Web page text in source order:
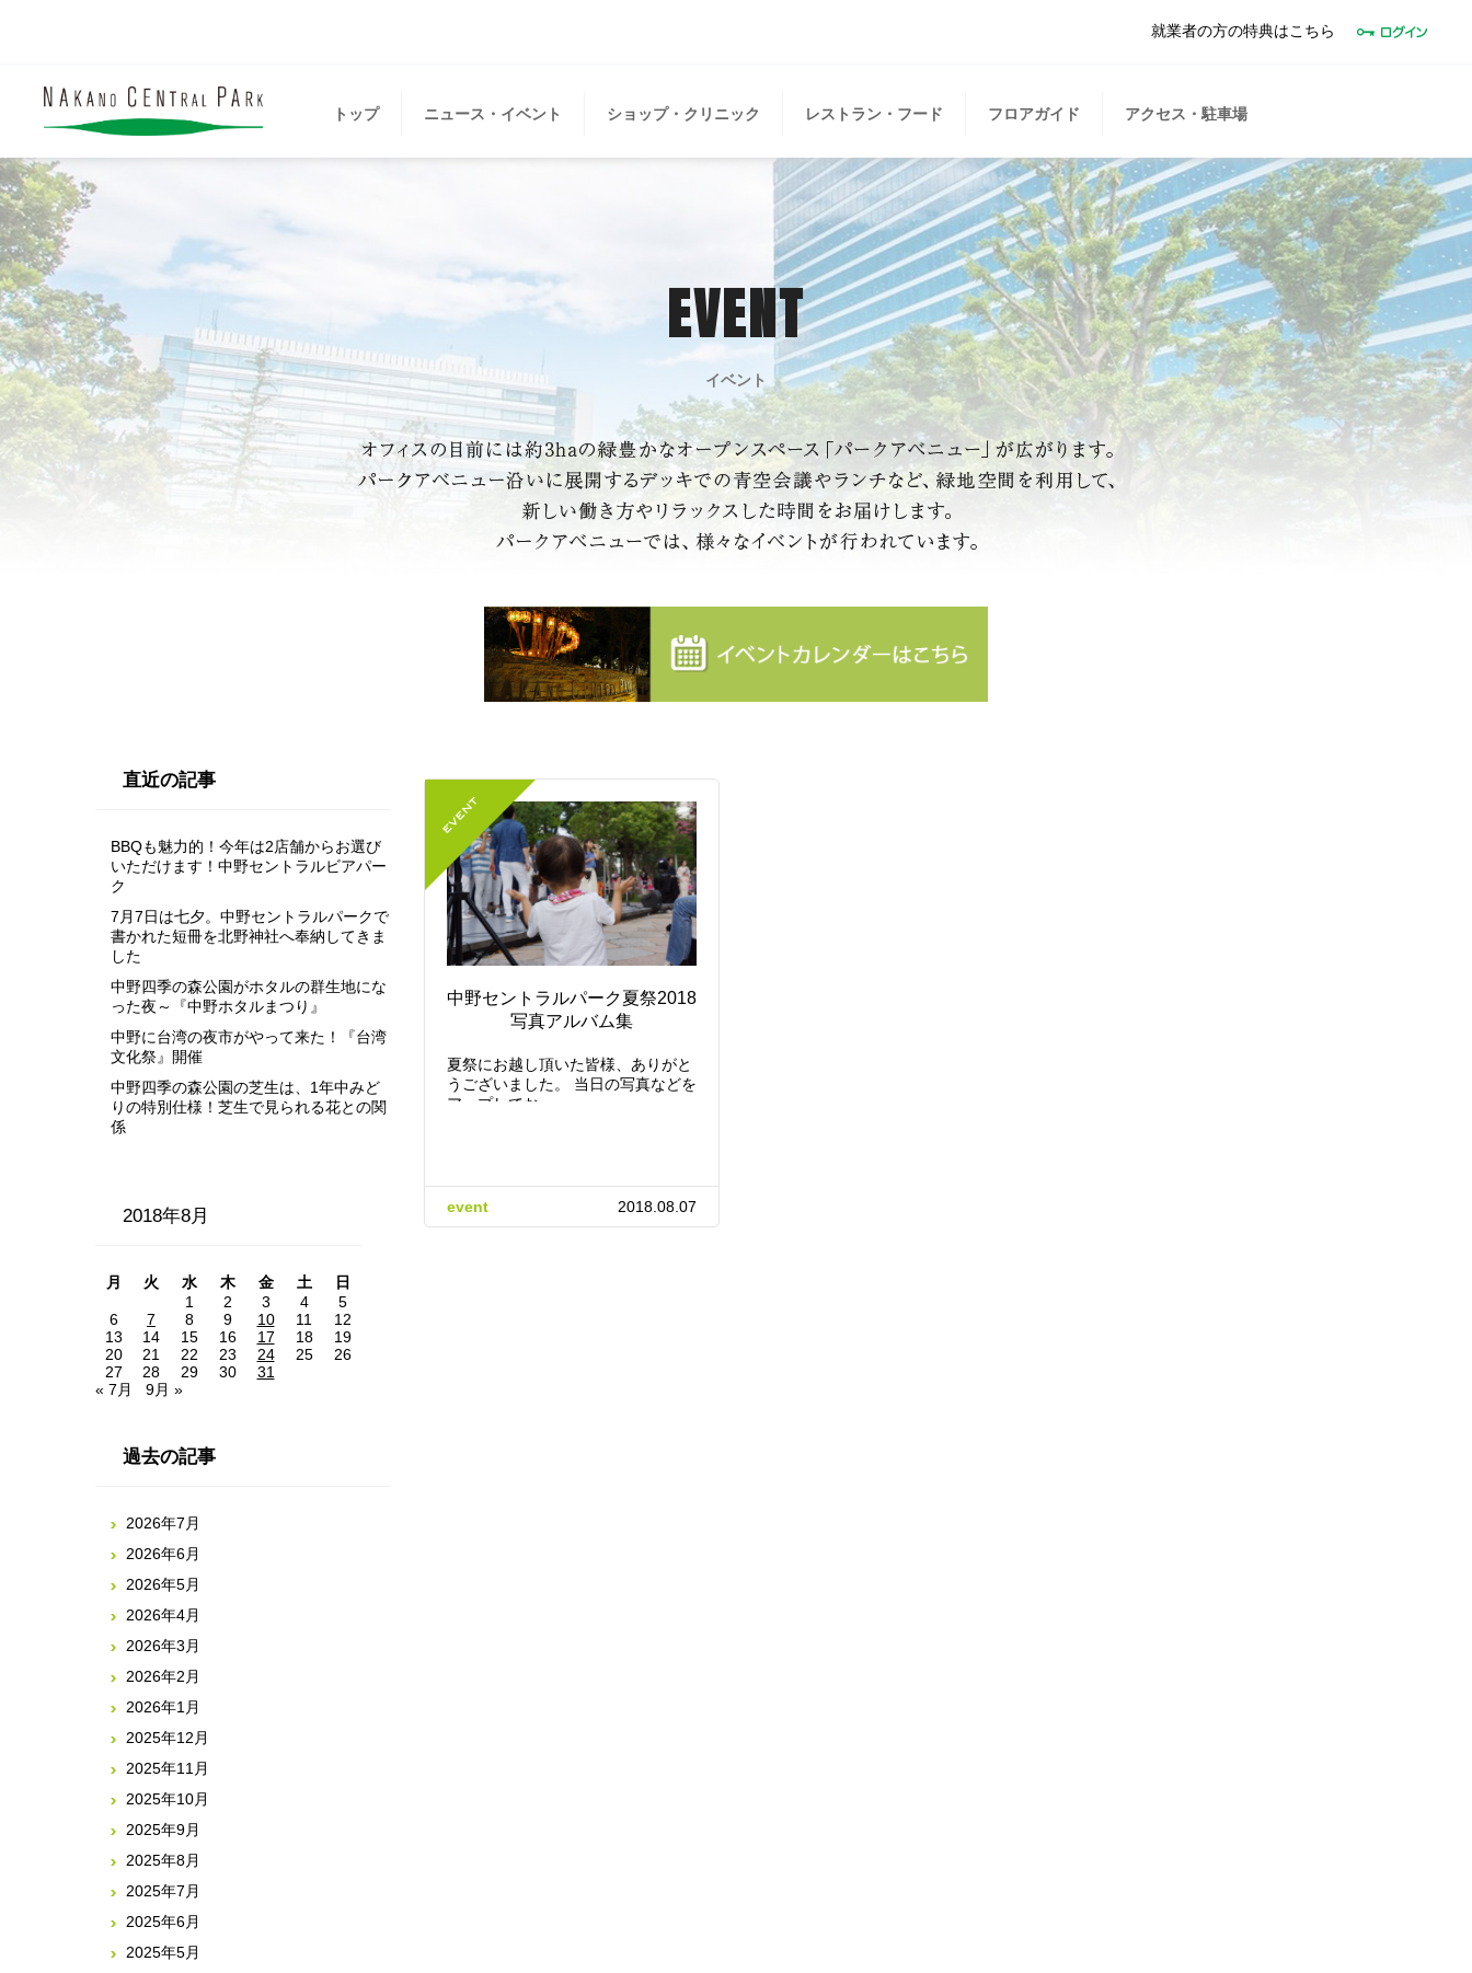
就業者の方の特典はこちら
トップ ニュース・イベント ショップ・クリニック レストラン・フード フロアガイド アクセス・駐車場
EVENT
イベント
中野セントラルパーク夏祭2018
写真アルバム集
夏祭にお越し頂いた皆様、ありがと
うございました。 当日の写真などを
アップしてお…
event 2018.08.07
直近の記事
BBQも魅力的！今年は2店舗からお選び
いただけます！中野セントラルビアパー
ク
7月7日は七夕。中野セントラルパークで
書かれた短冊を北野神社へ奉納してきま
した
中野四季の森公園がホタルの群生地にな
った夜～『中野ホタルまつり』
中野に台湾の夜市がやって来た！『台湾
文化祭』開催
中野四季の森公園の芝生は、1年中みど
りの特別仕様！芝生で見られる花との関
係
2018年8月
月 火 水 木 金 土
日
1
2 3 4
5
6
7 8 9 10 11
12
13
14 15 16 17 18
19
20
21 22 23 24 25
26
27
28 29 30
31
« 7月
9月 »
過去の記事
2026年7月
2026年6月
2026年5月
2026年4月
2026年3月
2026年2月
2026年1月
2025年12月
2025年11月
2025年10月
2025年9月
2025年8月
2025年7月
2025年6月
2025年5月